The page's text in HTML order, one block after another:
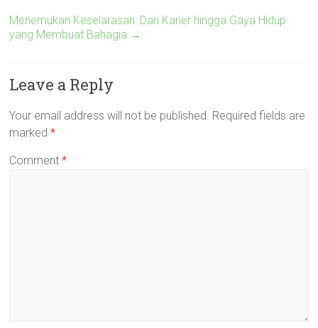
Menemukan Keselarasan: Dari Karier hingga Gaya Hidup
yang Membuat Bahagia →
Leave a Reply
Your email address will not be published. Required fields are
marked*
Comment*